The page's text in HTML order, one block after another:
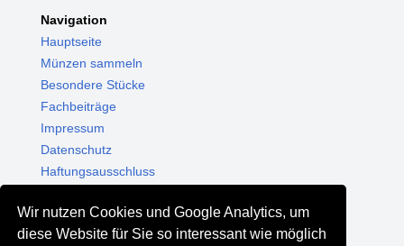
Wir nutzen Cookies und Google Analytics, um
diese Website für Sie so interessant wie möglich
Navigation
Hauptseite
Münzen sammeln
Besondere Stücke
Fachbeiträge
Impressum
Datenschutz
Haftungsausschluss
Shop - Online kaufen
Münzgalerie München